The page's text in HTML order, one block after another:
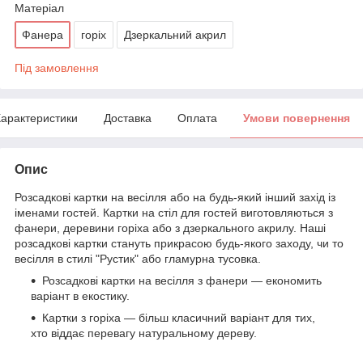
Матеріал
Фанера горіх Дзеркальний акрил
Під замовлення
Доставка Оплата Умови повернення
Опис
Розсадкові картки на весілля або на будь-який інший захід із
іменами гостей. Картки на стіл для гостей виготовляються з
фанери, деревини горіха або з дзеркального акрилу. Наші
розсадкові картки стануть прикрасою будь-якого заходу, чи то
весілля в стилі "Рустик" або гламурна тусовка.
Розсадкові картки на весілля з фанери — економить
варіант в екостику.
Картки з горіха — більш класичний варіант для тих,
хто віддає перевагу натуральному дереву.